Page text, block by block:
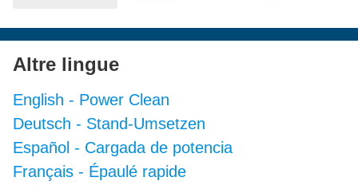
Altre lingue
English - Power Clean
Deutsch - Stand-Umsetzen
Español - Cargada de potencia
Français - Épaulé rapide